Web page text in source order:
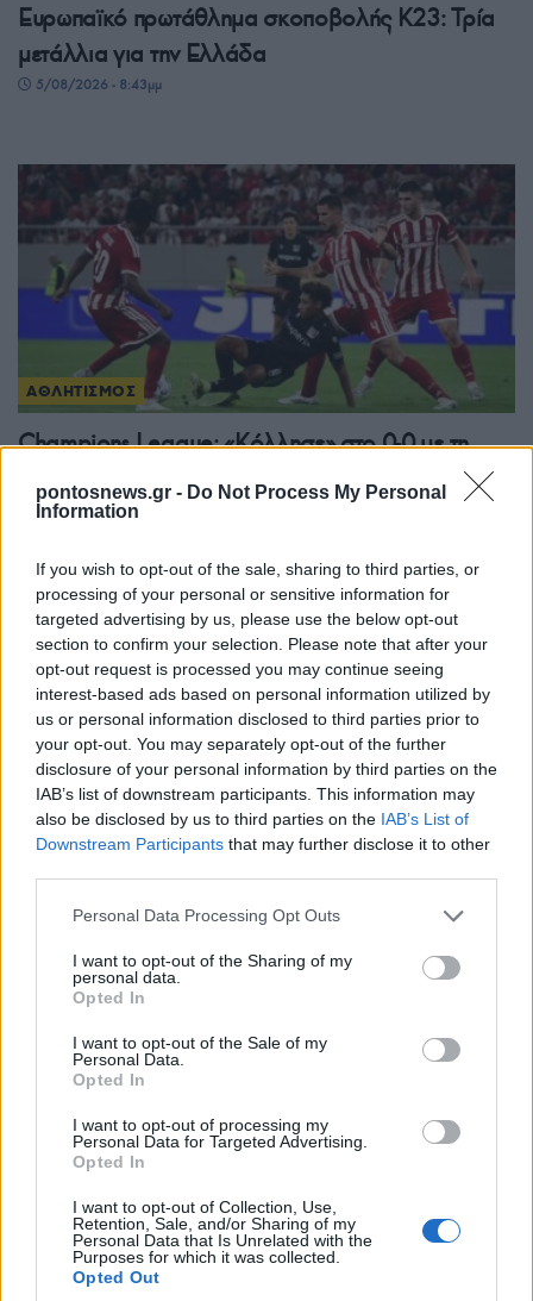
pontosnews.gr - Do Not Process My Personal
Information
If you wish to opt-out of the sale, sharing to third parties, or
processing of your personal or sensitive information for
targeted advertising by us, please use the below opt-out
section to confirm your selection. Please note that after your
opt-out request is processed you may continue seeing
interest-based ads based on personal information utilized by
us or personal information disclosed to third parties prior to
your opt-out. You may separately opt-out of the further
disclosure of your personal information by third parties on the
IAB’s list of downstream participants. This information may
also be disclosed by us to third parties on the IAB’s List of
Downstream Participants that may further disclose it to other
Please note that this website/app uses one or more Google
not limited to your visit or usage behaviour. You may click to
grant or deny consent to Google and its third-party tags to
use your data for below specified purposes in below Google
consent section.
Personal Data Processing Opt Outs
I want to opt-out of the Sharing of my
personal data.
Opted In
I want to opt-out of the Sale of my
Personal Data.
Opted In
I want to opt-out of processing my
Personal Data for Targeted Advertising.
Opted In
I want to opt-out of Collection, Use,
Retention, Sale, and/or Sharing of my
Personal Data that Is Unrelated with the
Purposes for which it was collected.
Opted Out
Ευρωπαϊκό πρωτάθλημα σκοποβολής Κ23: Τρία
μετάλλια για την Ελλάδα
5/08/2026 - 8:43μμ
ΑΘΛΗΤΙΣΜΟΣ
Champions League: «Κόλλησε» στο 0-0 με τη
Ναϊμέγκεν ο Ολυμπιακός
4/08/2026 - 11:01μμ
ΑΘΛΗΤΙΣΜΟΣ
στον δεύτερο γύρο
ΑΘΛΗΤΙΣΜΟΣ
Παίκτης της Ντόρτμουντ ο Καρέτσας – Κέρασε